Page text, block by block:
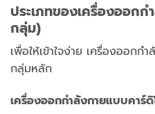
ประเภทของเครื่องออก
กลุ่ม)
เพื่อให้เข้าใจง่าย เครื่องออกก
กลุ่มหลัก
เครื่องออกกำลังกายแบบคาร์